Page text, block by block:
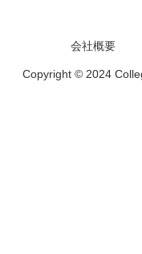
会社概要
Copyright © 2024